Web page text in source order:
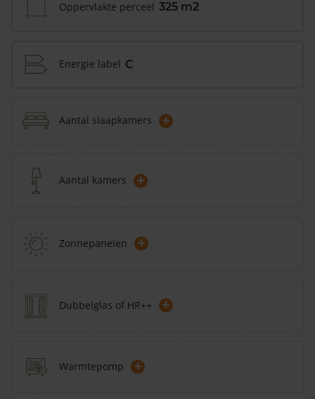
Oppervlakte perceel 325 m2
Energie label C
Aantal slaapkamers +
Aantal kamers +
Zonnepanelen +
Dubbelglas of HR++ +
Warmtepomp +